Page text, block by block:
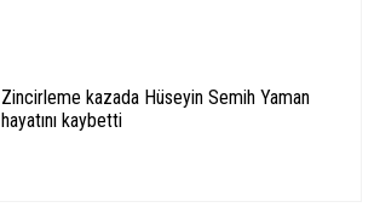
Zincirleme kazada Hüseyin Semih Yaman
hayatını kaybetti